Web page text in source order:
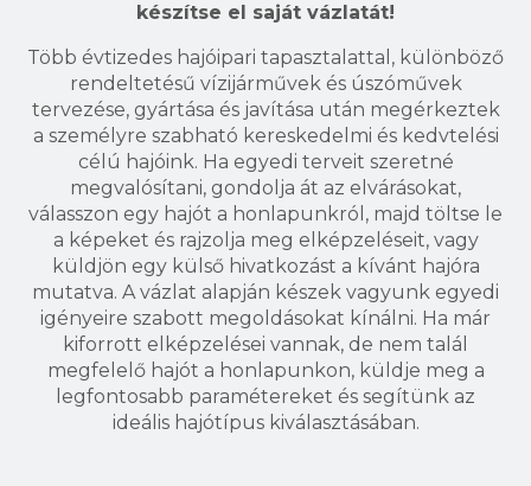
készítse el saját vázlatát!
Több évtizedes hajóipari tapasztalattal, különböző
rendeltetésű vízijárművek és úszóművek
tervezése, gyártása és javítása után megérkeztek
a személyre szabható kereskedelmi és kedvtelési
célú hajóink. Ha egyedi terveit szeretné
megvalósítani, gondolja át az elvárásokat,
válasszon egy hajót a honlapunkról, majd töltse le
a képeket és rajzolja meg elképzeléseit, vagy
küldjön egy külső hivatkozást a kívánt hajóra
mutatva. A vázlat alapján készek vagyunk egyedi
igényeire szabott megoldásokat kínálni. Ha már
kiforrott elképzelései vannak, de nem talál
megfelelő hajót a honlapunkon, küldje meg a
legfontosabb paramétereket és segítünk az
ideális hajótípus kiválasztásában.